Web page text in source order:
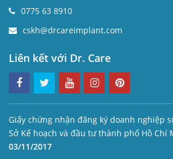
0775 63 8910
cskh@drcareimplant.com
Liên kết với Dr. Care
Giấy chứng nhận đăng ký doanh nghiệp
Sở Kế hoạch và đầu tư thành phố Hồ Chí
03/11/2017